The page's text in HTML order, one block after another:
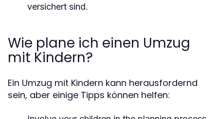
versichert sind.
Wie plane ich einen Umzug
mit Kindern?
Ein Umzug mit Kindern kann herausfordernd
sein, aber einige Tipps können helfen: